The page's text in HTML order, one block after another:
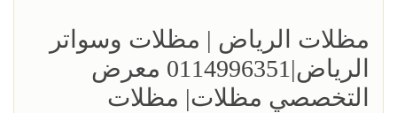
مظلات الرياض | مظلات وسواتر
الرياض|0114996351 معرض
التخصصي مظلات| مظلات